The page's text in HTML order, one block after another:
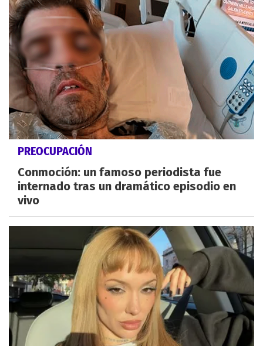
PREOCUPACIÓN
Conmoción: un famoso periodista fue
internado tras un dramático episodio en
vivo